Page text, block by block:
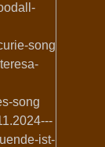
song
song
ist-